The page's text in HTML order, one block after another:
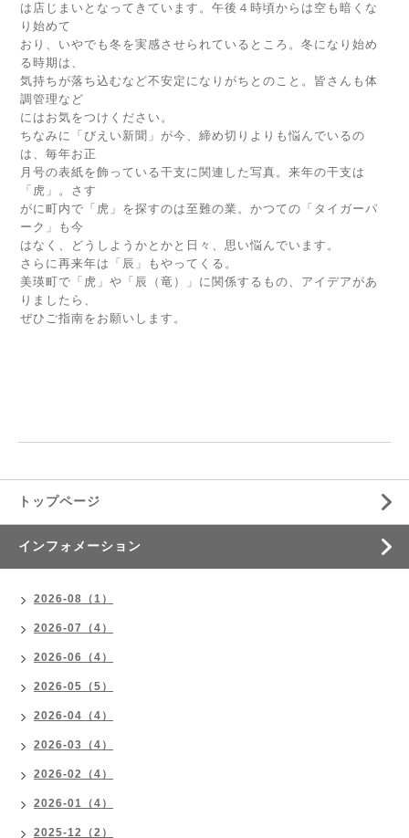
は店じまいとなってきています。午後４時頃からは空も暗くな
り始めて
おり、いやでも冬を実感させられているところ。冬になり始め
る時期は、
気持ちが落ち込むなど不安定になりがちとのこと。皆さんも体
調管理など
にはお気をつけください。
ちなみに「びえい新聞」が今、締め切りよりも悩んでいるの
は、毎年お正
月号の表紙を飾っている干支に関連した写真。来年の干支は
「虎」。さす
がに町内で「虎」を探すのは至難の業。かつての「タイガーパ
ーク」も今
はなく、どうしようかとかと日々、思い悩んでいます。
さらに再来年は「辰」もやってくる。
美瑛町で「虎」や「辰（竜）」に関係するもの、アイデアがあ
りましたら、
ぜひご指南をお願いします。
トップページ
インフォメーション
2026-08（1）
2026-07（4）
2026-06（4）
2026-05（5）
2026-04（4）
2026-03（4）
2026-02（4）
2026-01（4）
2025-12（2）